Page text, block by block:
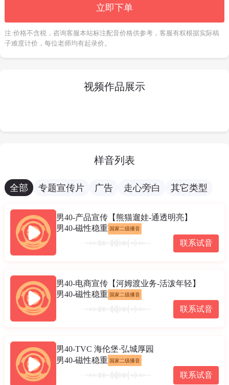
立即下单
注:价格不含税，咨询客服本站标注配音价格供参考，客服有权根据实际稿
子难度计价，每位老师均有起录价。
视频作品展示
样音列表
全部 专题宣传片 广告 走心旁白 其它类型
男40-产品宣传【熊猫遛娃-通透明亮】
男40-磁性稳重 国家二级播音
联系试音
男40-电商宣传【河姆渡业务-活泼年轻】
男40-磁性稳重 国家二级播音
联系试音
男40-TVC 海伦堡·弘城厚园
男40-磁性稳重 国家二级播音
联系试音